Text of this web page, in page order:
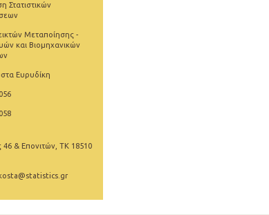
Στατιστικών
Μεταποίησης -
και Βιομηχανικών
Ευρυδίκη
46 & Επονιτών, ΤΚ 18510